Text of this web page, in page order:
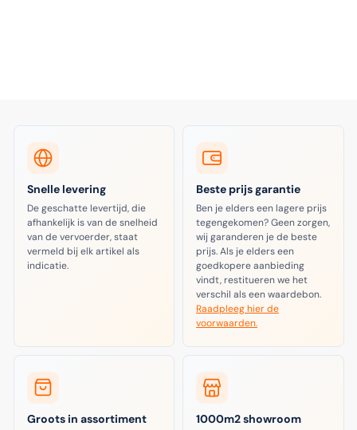
Snelle levering
De geschatte levertijd, die
afhankelijk is van de snelheid
van de vervoerder, staat
vermeld bij elk artikel als
indicatie.
Beste prijs garantie
Ben je elders een lagere prijs
tegengekomen? Geen zorgen,
wij garanderen je de beste
prijs. Als je elders een
goedkopere aanbieding
vindt, restitueren we het
verschil als een waardebon.
Raadpleeg hier de
voorwaarden.
Groots in assortiment 1000m2 showroom